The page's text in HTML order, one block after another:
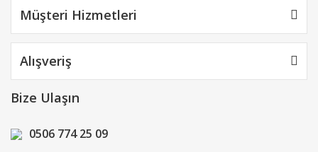
Müşteri Hizmetleri
Alışveriş
Bize Ulaşın
0506 774 25 09